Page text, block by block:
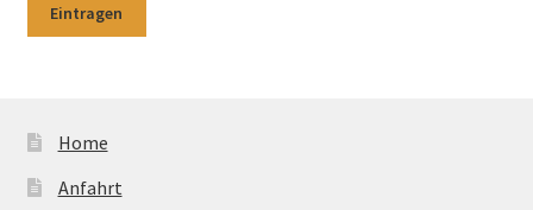
Home
Anfahrt